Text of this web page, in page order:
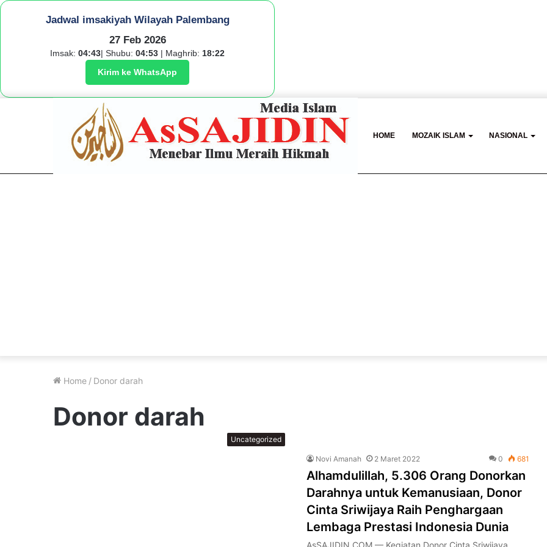
Jadwal imsakiyah Wilayah Palembang
27 Feb 2026
Imsak: 04:43| Shubu: 04:53 | Maghrib: 18:22
Kirim ke WhatsApp
HOME MOZAIK ISLAM NASIONAL
8 Agustus 2026 Breaking News Pemkot Palembang Perkuat Daya Saing UMKM Lewat Seminar Transformasi Digital
Home / Donor darah
Donor darah
Uncategorized
Novi Amanah 2 Maret 2022 0 681
Alhamdulillah, 5.306 Orang Donorkan
Darahnya untuk Kemanusiaan, Donor
Cinta Sriwijaya Raih Penghargaan
Lembaga Prestasi Indonesia Dunia
AsSAJIDIN.COM — Kegiatan Donor Cinta Sriwijaya